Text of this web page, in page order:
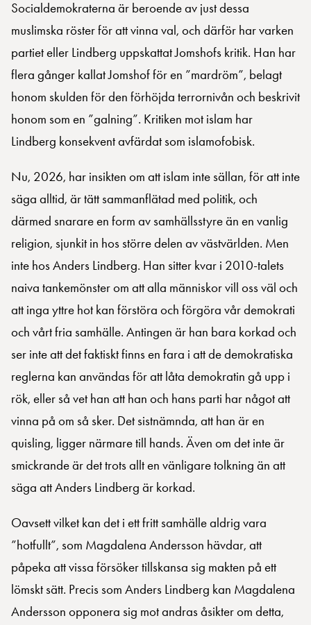
Socialdemokraterna är beroende av just dessa
muslimska röster för att vinna val, och därför har varken
partiet eller Lindberg uppskattat Jomshofs kritik. Han har
flera gånger kallat Jomshof för en ”mardröm”, belagt
honom skulden för den förhöjda terrornivån och beskrivit
honom som en ”galning”. Kritiken mot islam har
Lindberg konsekvent avfärdat som islamofobisk.
Nu, 2026, har insikten om att islam inte sällan, för att inte
säga alltid, är tätt sammanflätad med politik, och
därmed snarare en form av samhällsstyre än en vanlig
religion, sjunkit in hos större delen av västvärlden. Men
inte hos Anders Lindberg. Han sitter kvar i 2010-talets
naiva tankemönster om att alla människor vill oss väl och
att inga yttre hot kan förstöra och förgöra vår demokrati
och vårt fria samhälle. Antingen är han bara korkad och
ser inte att det faktiskt finns en fara i att de demokratiska
reglerna kan användas för att låta demokratin gå upp i
rök, eller så vet han att han och hans parti har något att
vinna på om så sker. Det sistnämnda, att han är en
quisling, ligger närmare till hands. Även om det inte är
smickrande är det trots allt en vänligare tolkning än att
säga att Anders Lindberg är korkad.
Oavsett vilket kan det i ett fritt samhälle aldrig vara
”hotfullt”, som Magdalena Andersson hävdar, att
påpeka att vissa försöker tillskansa sig makten på ett
lömskt sätt. Precis som Anders Lindberg kan Magdalena
Andersson opponera sig mot andras åsikter om detta,